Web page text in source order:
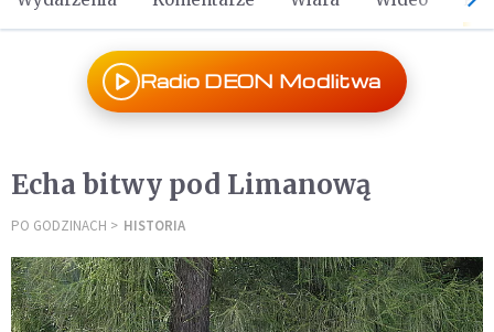
Radio DEON Modlitwa
Echa bitwy pod Limanową
PO GODZINACH HISTORIA